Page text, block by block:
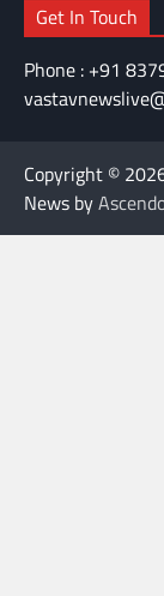
Get In Touch
Phone : +91
Copyright ©
News by